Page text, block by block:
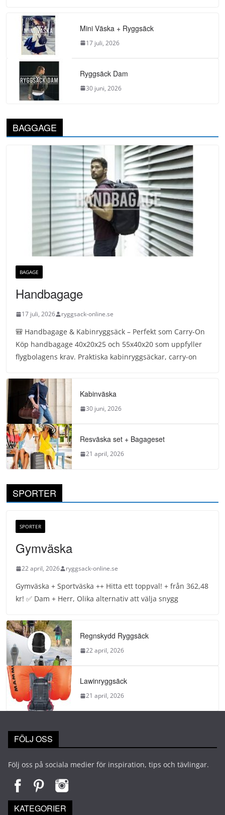
Mini Väska + Ryggsäck
17 juli, 2026
Ryggsäck Dam
30 juni, 2026
BAGGAGE
BAGAGE
Handbagage
17 juli, 2026 ryggsack-online.se
🎒 Handbagage & Kabinryggsäck – Perfekt som Carry-On
Köp handbagage 40x20x25 och 55x40x20 som uppfyller
flygbolagens krav. Praktiska kabinryggsäckar, carry-on
Kabinväska
30 juni, 2026
Resväska set + Bagageset
21 april, 2026
SPORTER
SPORTER
Gymväska
22 april, 2026 ryggsack-online.se
Gymväska + Sportväska ++ Hitta ett toppval! + från 362,48
kr! ✅ Dam + Herr, Olika alternativ att välja snygg
Regnskydd Ryggsäck
22 april, 2026
Lawinryggsäck
21 april, 2026
FÖLJ OSS
Följ oss på sociala medier för inspiration, tips och tävlingar.
KATEGORIER